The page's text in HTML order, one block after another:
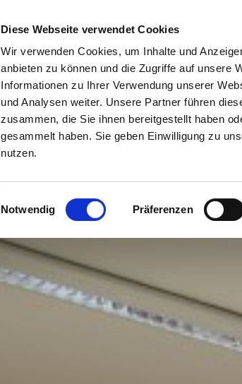
Diese Webseite verwendet Cookies
Wir verwenden Cookies, um Inhalte und
anbieten zu können und die Zugriffe auf unsere
Informationen zu Ihrer Verwendung unserer
und Analysen weiter. Unsere Partner führen
zusammen, die Sie ihnen bereitgestellt haben
gesammelt haben. Sie geben Einwilligung zu
nutzen.
Einwilligungsauswahl
Notwendig Präferenzen